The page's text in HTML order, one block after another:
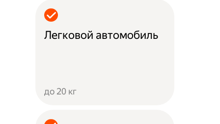
Легковой автомобиль
до 20 кг